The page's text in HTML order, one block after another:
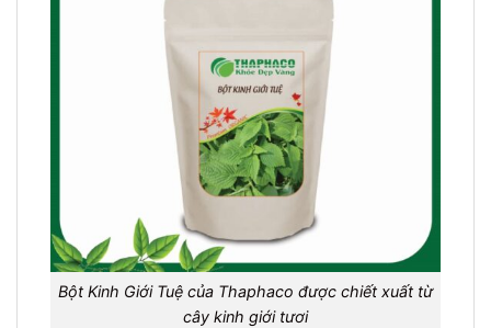
Bột Kinh Giới Tuệ của Thaphaco được chiết xuất từ
cây kinh giới tươi